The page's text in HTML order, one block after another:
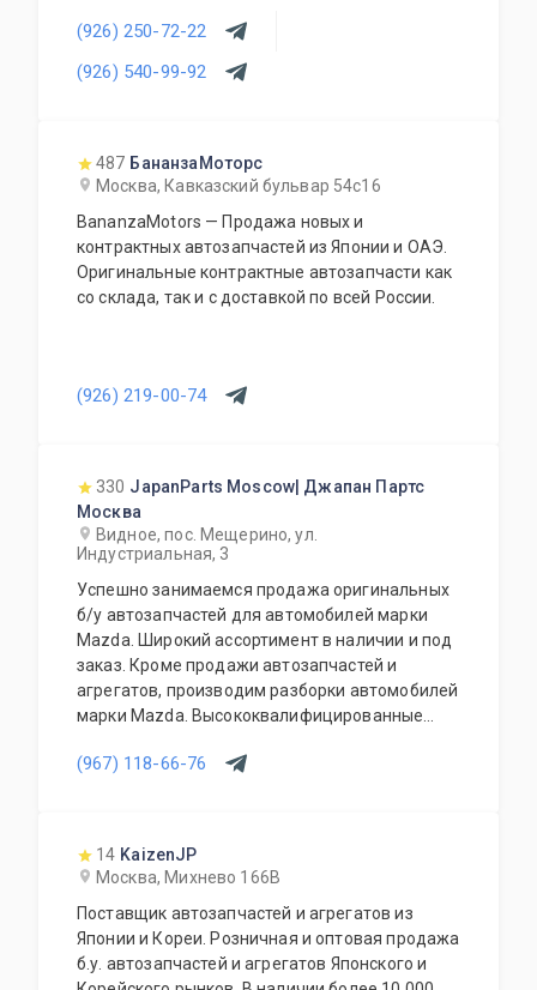
прочего. Предоставляется гарантия качества
на всю продукцию. Приемлемые цены и
система скидок для постоянных и оптовых
(926) 250-72-22
(926) 540-99-92
487 БананзаМоторс
Москва, Кавказский бульвар 54с16
BananzaMotors — Продажа новых и
контрактных автозапчастей из Японии и ОАЭ.
Оригинальные контрактные автозапчасти как
со склада, так и с доставкой по всей России.
(926) 219-00-74
330 JapanParts Moscow| Джапан Партс
Москва
Видное, пос. Мещерино, ул.
Индустриальная, 3
Успешно занимаемся продажа оригинальных
б/у автозапчастей для автомобилей марки
Mazda. Широкий ассортимент в наличии и под
заказ. Кроме продажи автозапчастей и
агрегатов, производим разборки автомобилей
марки Mazda. Высококвалифицированные
его виды. В нашем автосервисе проводится
дополнительное оборудование для Вашего
автомобиля. Гарантия качества на все услуги
и продукцию. Квалифицированные
специалисты. Мы работаем для Вас каждый
день.
(967) 118-66-76
14 KaizenJP
Москва, Михнево 166В
Поставщик автозапчастей и агрегатов из
Японии и Кореи. Розничная и оптовая продажа
б.у. автозапчастей и агрегатов Японского и